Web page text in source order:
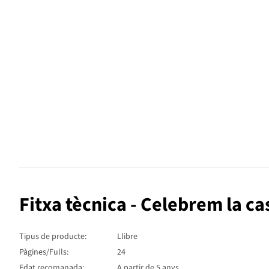
Fitxa tècnica - Celebrem la
Tipus de producte:
Llibre
Pàgines/Fulls:
24